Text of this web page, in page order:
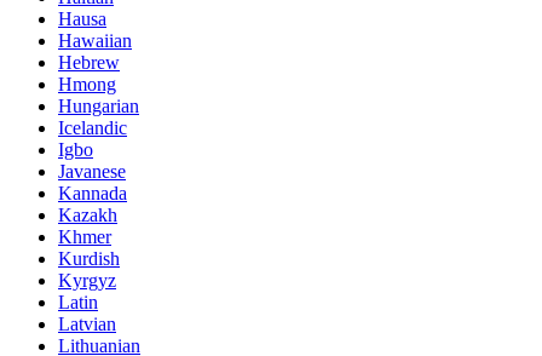
Hausa
Hawaiian
Hebrew
Hmong
Hungarian
Icelandic
Igbo
Javanese
Kannada
Kazakh
Khmer
Kurdish
Kyrgyz
Latin
Latvian
Lithuanian